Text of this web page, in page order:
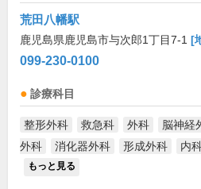
荒田八幡駅
鹿児島県鹿児島市与次郎1丁目7-1 [
099-230-0100
診療科目
整形外科 救急科 外科 脳神経
外科
消化器外科 形成外科 内
もっと見る